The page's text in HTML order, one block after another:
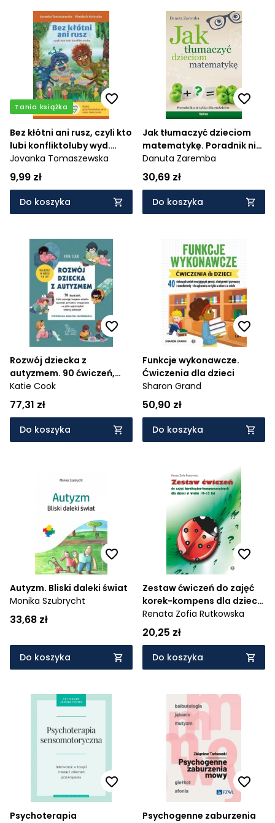
Tania książka
Bez kłótni ani rusz, czyli kto
lubi konfliktoluby wyd.
2023
Jovanka Tomaszewska
9,99 zł
Do koszyka
Jak tłumaczyć dzieciom
matematykę. Poradnik nie
tylko dla rodziców
Danuta Zaremba
30,69 zł
Do koszyka
Rozwój dziecka z
autyzmem. 90 ćwiczeń,
które pomogą twojemu
dziecku rozwinąć
potrzebne umiejętności i w
pełni wykorzystać własny
potencjał
Katie Cook
77,31 zł
Do koszyka
Funkcje wykonawcze.
Ćwiczenia dla dzieci
Sharon Grand
50,90 zł
Do koszyka
Autyzm. Bliski daleki świat
Monika Szubrycht
33,68 zł
Do koszyka
Zestaw ćwiczeń do zajęć
korek-kompens dla dzieci
10-12 lat
Renata Zofia Rutkowska
20,25 zł
Do koszyka
Psychoterapia
Psychogenne zaburzenia